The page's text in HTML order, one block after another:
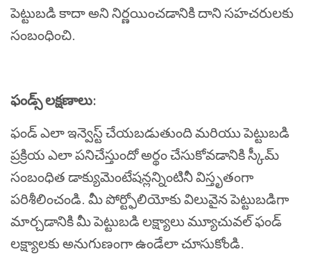
పెట్టుబడి కాదాఅనినిర్ణయించడానికిదానిసహచరులకు
సంబంధించి.
ఫండ్స్లక్షణాలు:
ఫండ్ ఎలాఇన్వెస్ట్చేయబడుతుందిమరియుపెట్టుబడి
ప్రక్రియ ఎలాపనిచేస్తుందోఅర్థంచేసుకోవడానికిస్కీమ్
సంబంధిత డాక్యుమెంటేషన్లన్నింటినీవిస్తృతంగా
పరిశీలించండి. మీపోర్ట్ఫోలియోకువిలువైనపెట్టుబడిగా
మార్చడానికిమీపెట్టుబడి లక్ష్యాలుమ్యూచువల్ఫండ్
లక్ష్యాలకుఅనుగుణంగాఉండేలాచూసుకోండి.